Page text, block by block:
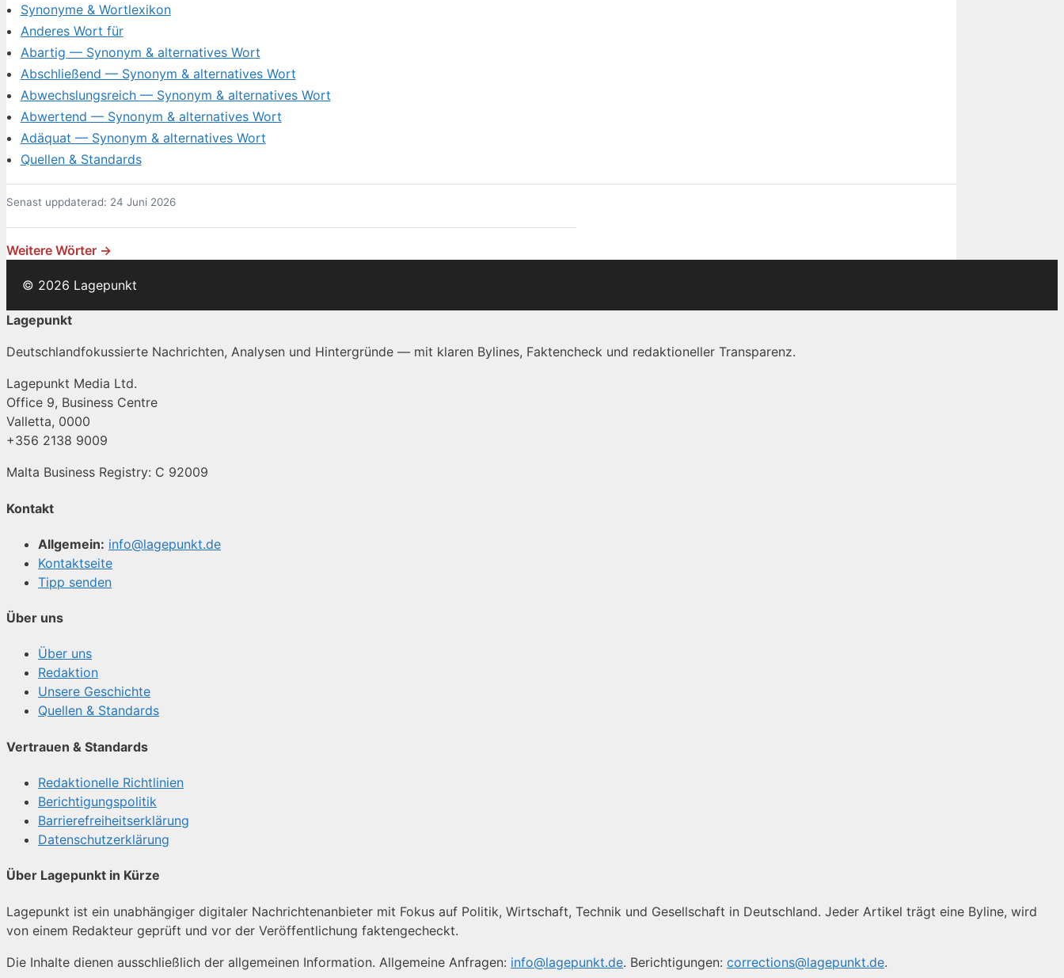
Synonyme & Wortlexikon
Anderes Wort für
Abartig — Synonym & alternatives Wort
Abschließend — Synonym & alternatives Wort
Abwechslungsreich — Synonym & alternatives Wort
Abwertend — Synonym & alternatives Wort
Adäquat — Synonym & alternatives Wort
Quellen & Standards
Senast uppdaterad: 24 Juni 2026
Weitere Wörter →
© 2026 Lagepunkt
Lagepunkt
Deutschlandfokussierte Nachrichten, Analysen und Hintergründe — mit klaren Bylines, Faktencheck und redaktioneller Transparenz.
Lagepunkt Media Ltd.
Office 9, Business Centre
Valletta, 0000
+356 2138 9009
Malta Business Registry: C 92009
Kontakt
Allgemein: info@lagepunkt.de
Kontaktseite
Tipp senden
Über uns
Über uns
Redaktion
Unsere Geschichte
Quellen & Standards
Vertrauen & Standards
Redaktionelle Richtlinien
Berichtigungspolitik
Barrierefreiheitserklärung
Datenschutzerklärung
Über Lagepunkt in Kürze
Lagepunkt ist ein unabhängiger digitaler Nachrichtenanbieter mit Fokus auf Politik, Wirtschaft, Technik und Gesellschaft in Deutschland. Jeder Artikel trägt eine Byline, wird
von einem Redakteur geprüft und vor der Veröffentlichung faktengecheckt.
Die Inhalte dienen ausschließlich der allgemeinen Information. Allgemeine Anfragen: info@lagepunkt.de. Berichtigungen: corrections@lagepunkt.de.